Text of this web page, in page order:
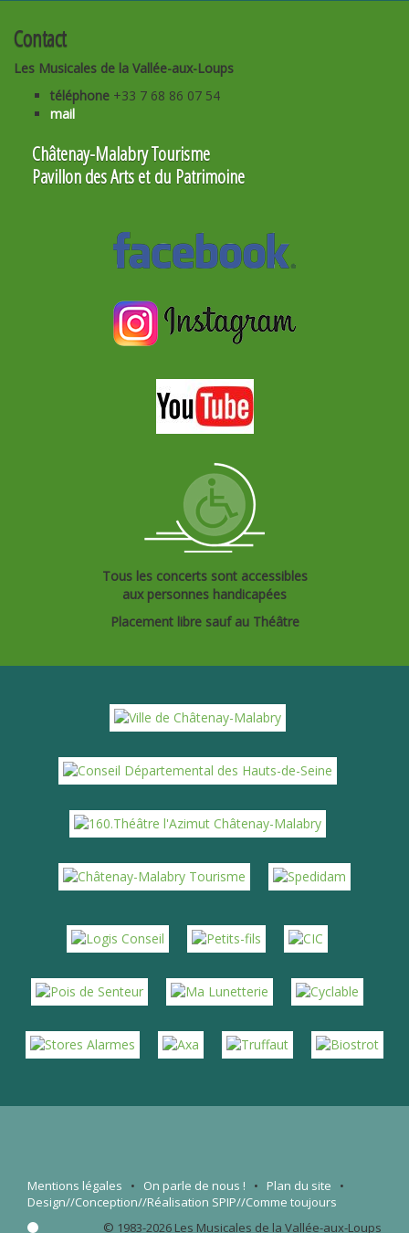
Contact
Les Musicales de la Vallée-aux-Loups
téléphone +33 7 68 86 07 54
mail
Châtenay-Malabry Tourisme
Pavillon des Arts et du Patrimoine
Tous les concerts sont accessibles
aux personnes handicapées
Placement libre sauf au Théâtre
Mentions légales • On parle de nous ! • Plan du site
•
Design//Conception//Réalisation SPIP//Comme toujours
© 1983-2026 Les Musicales de la Vallée-aux-Loups